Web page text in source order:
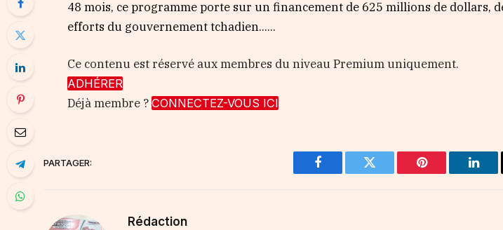
48 mois, ce programme porte sur un financement de 625 millions de dollars,
efforts du gouvernement tchadien…...
Ce contenu est réservé aux membres du niveau Premium uniquement.
ADHÉRER
Déjà membre ?CONNECTEZ-VOUS ICI
PARTAGER:
Facebook Twitter Pinterest
Rédaction